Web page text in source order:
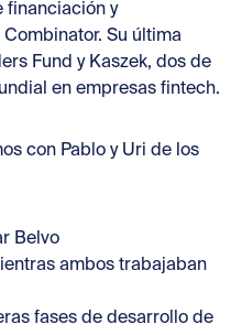
financiación y
Su última
Fund y Kaszek, dos de
en empresas fintech.
con Pablo y Uri de los
Belvo
ambos trabajaban
fases de desarrollo de